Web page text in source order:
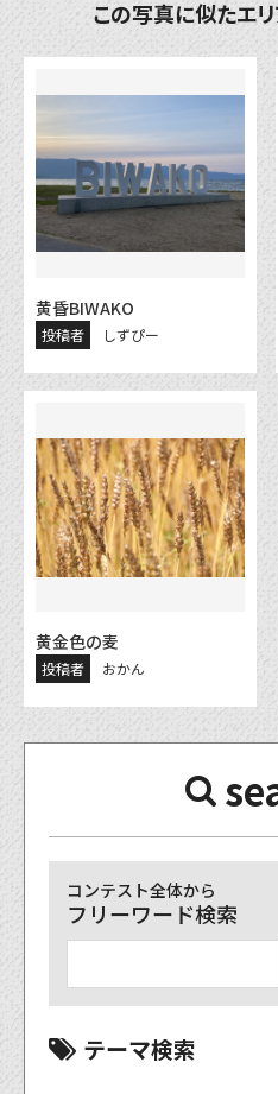
この写真に似たエ
黄昏BIWAKO
投稿者 しずぴー
黄金色の麦
投稿者 おかん
コンテスト全体から
フリーワード検索
テーマ検索